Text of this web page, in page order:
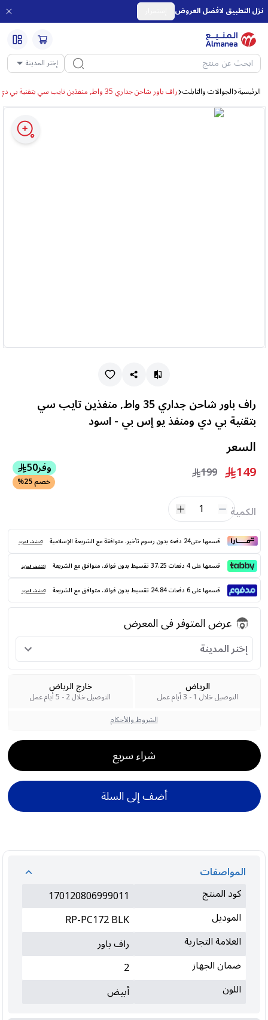
نزل التطبيق لافضل العروض
إختر المدينة
الرئيسية الجوالات والتابلت راف باور شاحن جداري 35 واط, منفذين تايب سي بتقنية بي دي ومنفذ يو إس بي - اسود
راف باور شاحن جداري 35 واط, منفذين تايب سي
بتقنية بي دي ومنفذ يو إس بي - اسود
السعر
149
199 وفر50
خصم 25%
الكمية 1
قسمها حتى24 دفعه بدون رسوم تأخير. متوافقة مع الشريعة الإسلامية اكتشف المزيد
قسمها على 4 دفعات 37.25 تقسيط بدون فوائد. متوافق مع الشريعة اكتشف المزيد
قسمها على 6 دفعات 24.84 تقسيط بدون فوائد. متوافق مع الشريعة اكتشف المزيد
عرض المتوفر فى المعرض
إختر المدينة
الرياض
التوصيل خلال 1 - 3 أيام عمل
خارج الرياض
التوصيل خلال 2 - 5 أيام عمل
الشروط والأحكام
شراء سريع
أضف إلى السلة
المواصفات
كود المنتج
170120806999011
الموديل
RP-PC172 BLK
العلامة التجارية
راف باور
ضمان الجهاز
2
اللون
أبيض